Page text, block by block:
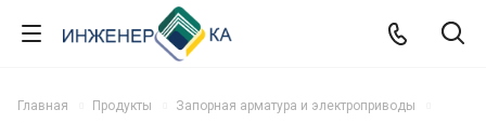
Главная Продукты
Запорная арматура и электроприводы